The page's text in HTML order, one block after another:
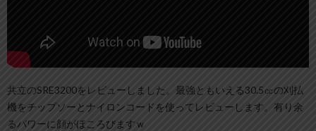
共立のSRE3200をレビューしました。最強ともいえる30.5㏄の刈払
機をチップソーとナイロンコードを使ってレビューします。有り余
るパワーに顔がほころびますｗ